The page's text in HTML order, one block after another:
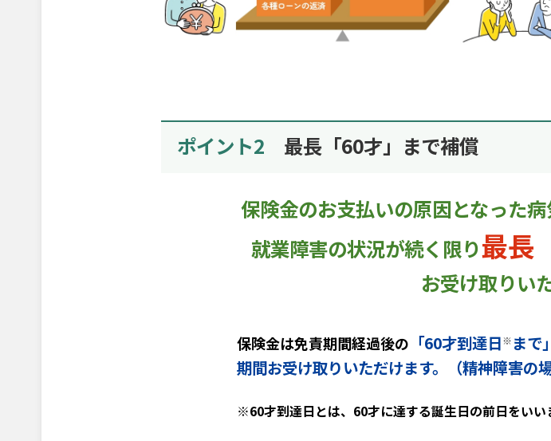
ポイント2 最長「60才」まで補償
保険金のお支払いの原因となった病
就業障害の状況が続く限り最長
お受け取りい
保険金は免責期間経過後の 「60才到達日※ まで
期間お受け取りいただけます。（精神障害の
※60才到達日とは、60才に達する誕生日の前日をいい